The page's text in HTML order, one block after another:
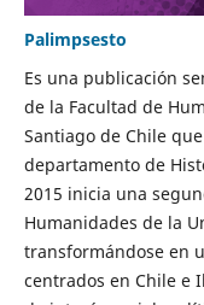
Palimpsesto
Es una publicación
de la Facultad de
Santiago de Chile
departamento de
2015 inicia una
Humanidades de la
transformándose en
centrados en Chile e